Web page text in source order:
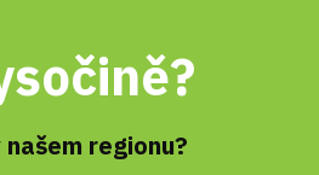
regionu?